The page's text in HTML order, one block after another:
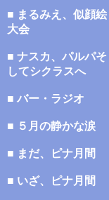
■ まるみえ、似顔絵
大会
■ ナスカ、パルパそ
してシクラスへ
■ バー・ラジオ
■ ５月の静かな涙
■ まだ、ピナ月間
■ いざ、ピナ月間